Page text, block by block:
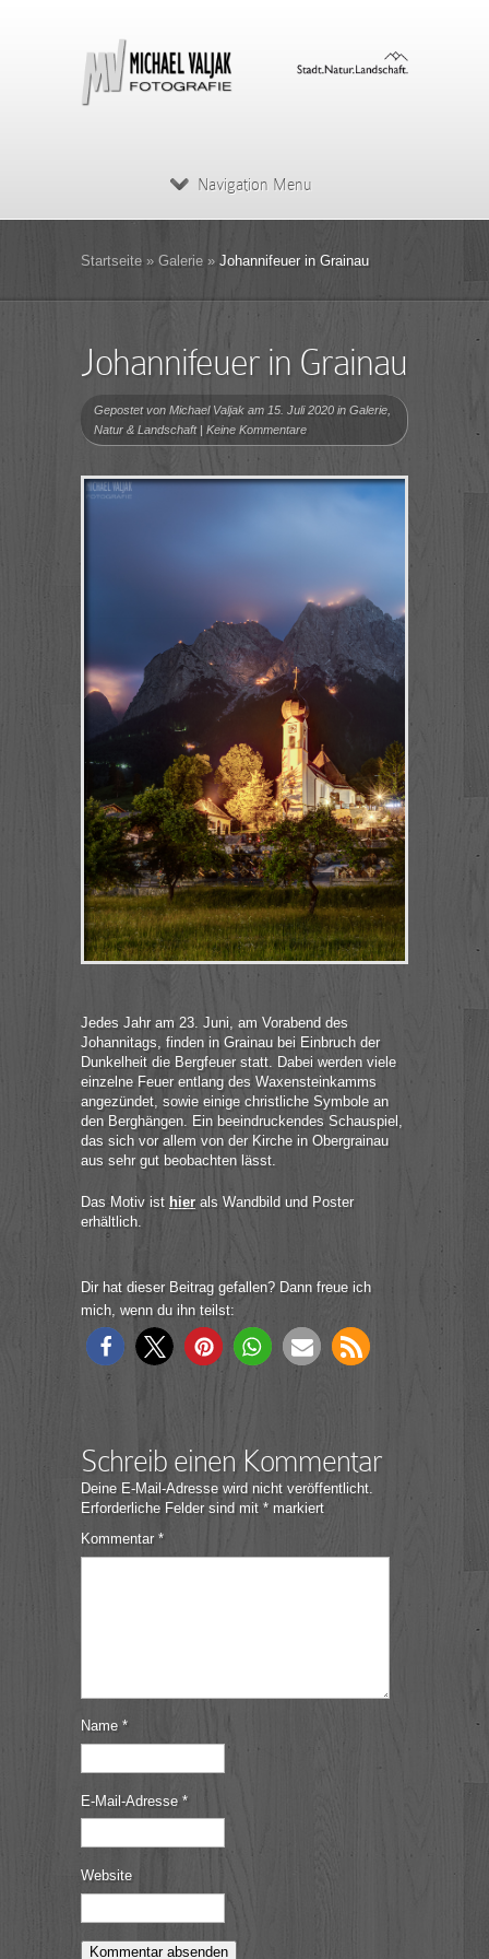
Navigation Menu
Startseite » Galerie » Johannifeuer in Grainau
Johannifeuer in Grainau
Gepostet von Michael Valjak am 15. Juli 2020 in Galerie
Natur & Landschaft| Keine Kommentare
Jedes Jahr am 23. Juni, am Vorabend des
Johannitags, finden in Grainau bei Einbruch der
Dunkelheit die Bergfeuer statt. Dabei werden viele
einzelne Feuer entlang des Waxensteinkamms
angezündet, sowie einige christliche Symbole an
den Berghängen. Ein beeindruckendes Schauspiel,
das sich vor allem von der Kirche in Obergrainau
aus sehr gut beobachten lässt.
Das Motiv ist hier als Wandbild und Poster
erhältlich.
Dir hat dieser Beitrag gefallen? Dann freue ich
mich, wenn du ihn teilst:
Schreib einen Kommentar
Deine E-Mail-Adresse wird nicht veröffentlicht.
Erforderliche Felder sind mit * markiert
Kommentar *
Name *
E-Mail-Adresse *
Website